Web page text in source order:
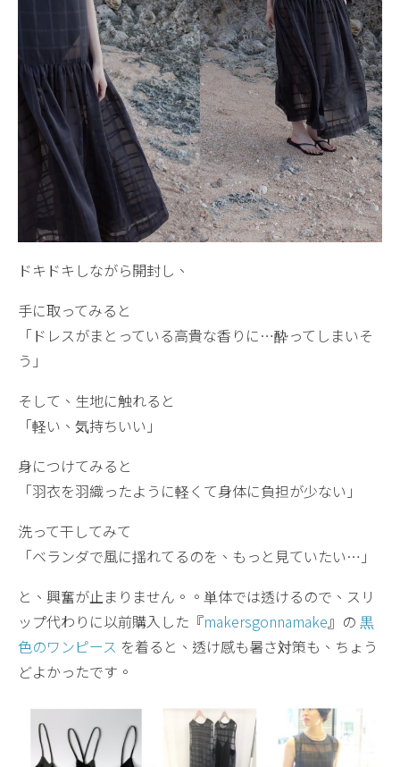
ドキドキしながら開封し、
手に取ってみると
「ドレスがまとっている高貴な香りに…酔ってしまいそ
う」
そして、生地に触れると
「軽い、気持ちいい」
身につけてみると
「羽衣を羽織ったように軽くて身体に負担が少ない」
洗って干してみて
「ベランダで風に揺れてるのを、もっと見ていたい…」
と、興奮が止まりません。。単体では透けるので、スリ
ップ代わりに以前購入した『makersgonnamake』の 黒
色のワンピース を着ると、透け感も暑さ対策も、ちょう
どよかったです。